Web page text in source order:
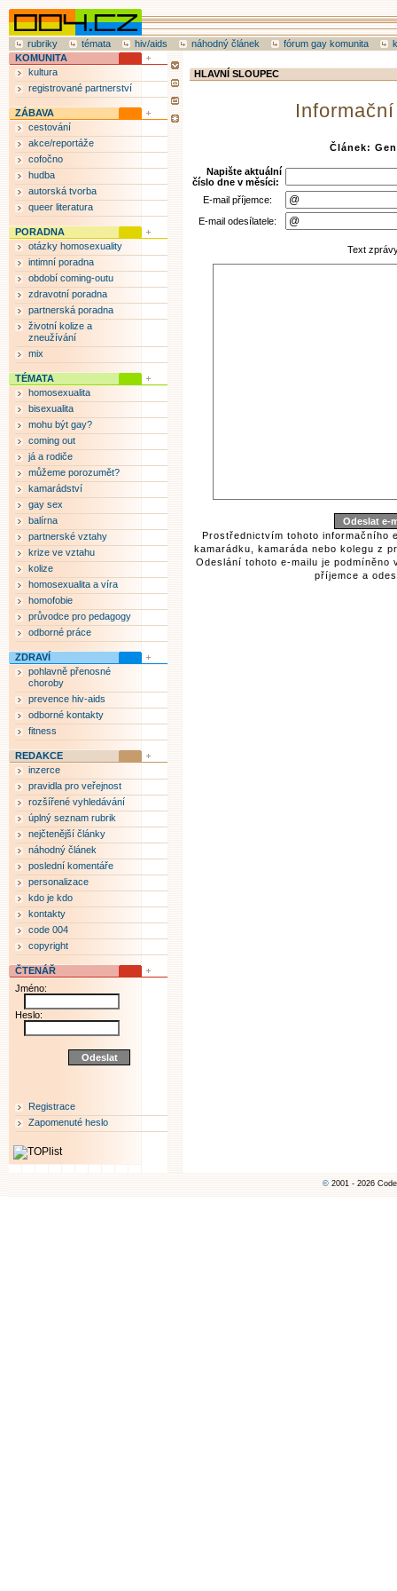
rubriky témata hiv/aids náhodný článek fórum gay komunita
HLAVNÍ SLOUPEC
Článek:
Napište aktuální
číslo dne v měsíci:
E-mail příjemce:
E-mail odesílatele:
Text
Prostřednictvím tohoto informačního
kamarádku, kamaráda nebo kolegu z
Odeslání tohoto e-mailu je podmíněno
příjemce a
KOMUNITA
kultura
registrované partnerství
ZÁBAVA
cestování
akce/reportáže
cofočno
hudba
autorská tvorba
queer literatura
PORADNA
otázky homosexuality
intimní poradna
období coming-outu
zdravotní poradna
partnerská poradna
životní kolize a
zneužívání
mix
TÉMATA
homosexualita
bisexualita
mohu být gay?
coming out
já a rodiče
můžeme porozumět?
kamarádství
gay sex
balírna
partnerské vztahy
krize ve vztahu
kolize
homosexualita a víra
homofobie
průvodce pro pedagogy
odborné práce
ZDRAVÍ
pohlavně přenosné
choroby
prevence hiv-aids
odborné kontakty
fitness
REDAKCE
inzerce
pravidla pro veřejnost
rozšířené vyhledávání
úplný seznam rubrik
nejčtenější články
náhodný článek
poslední komentáře
personalizace
kdo je kdo
kontakty
code 004
copyright
ČTENÁŘ
Jméno:
Heslo:
Registrace
Zapomenuté heslo
© 2001 - 2026